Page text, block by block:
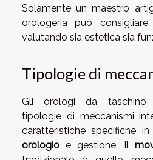
Solamente un maestro
orologeria può
valutando sia estetica sia
Tipologie di
Gli orologi da taschino
tipologie di meccanismi
caratteristiche specifiche
orologio e gestione. Il